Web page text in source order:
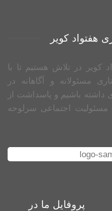
پروفایل ما در
هفتواد کویر
کویر در تلاش هستیم تا با
مسئولانه و آگاهانه در
باشیم و پاسداشت از
اجتماعی سرلوحه